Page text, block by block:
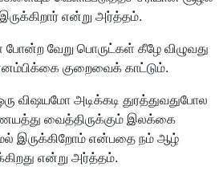
என்று அர்த்தம்.
வேறு பொருட்கள் கீழே விழுவது
குறைவைக் காட்டும்.
விஷயமோ அடிக்கடி துரத்துவதுபோல
வைத்திருக்கும் இலக்கை
இருக்கிறோம் என்பதை நம் ஆழ்
என்று அர்த்தம்.